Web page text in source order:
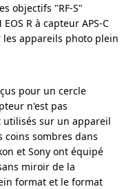
objectifs "RF-S"
R à capteur APS-C
appareils photo plein
pour un cercle
n'est pas
sur un appareil
sombres dans
et Sony ont équipé
miroir de la
format et le format